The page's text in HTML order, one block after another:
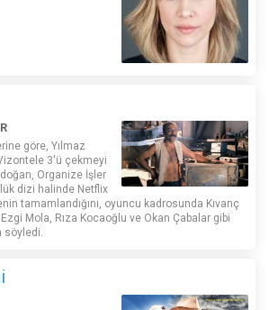
göre, Yılmaz
3'ü çekmeyi
Organize İşler
dizi halinde Netflix
tamamlandığını, oyuncu kadrosunda Kıvanç
Mola, Rıza Kocaoğlu ve Okan Çabalar gibi
söyledi.